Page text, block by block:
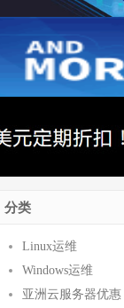
分类
Linux运维
Windows运维
亚洲云服务器优惠